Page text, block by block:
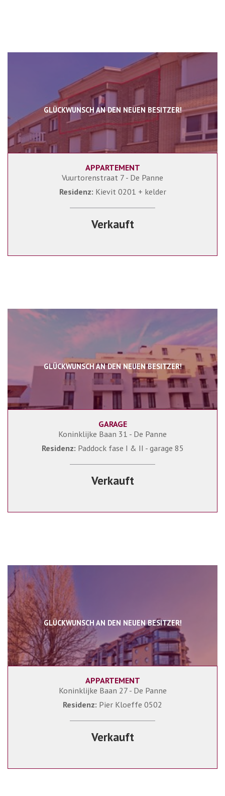
GLÜCKWUNSCH AN DEN NEUEN BESITZER!
77 m² 2
APPARTEMENT
Vuurtorenstraat 7 - De Panne
Residenz: Kievit 0201 + kelder
Verkauft
GLÜCKWUNSCH AN DEN NEUEN BESITZER!
1
GARAGE
Koninklijke Baan 31 - De Panne
Residenz: Paddock fase I & II - garage 85
Verkauft
GLÜCKWUNSCH AN DEN NEUEN BESITZER!
63 m² 1
APPARTEMENT
Koninklijke Baan 27 - De Panne
Residenz: Pier Kloeffe 0502
Verkauft